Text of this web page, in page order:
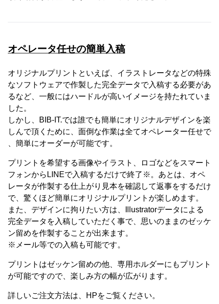
オペレータ任せの簡単入稿
オリジナルプリントといえば、イラストレータなどの特殊
なソフトウェアで作製した完全データで入稿する必要があ
るなど、一般にはハードルが高いイメージを持たれていま
した。
しかし、BIB-IT.では誰でも簡単にオリジナルデザインを楽
しんで頂くために、面倒な作業は全てオペレーター任せで
、簡単にオーダーが可能です。
プリントを希望する画像やイラスト、ロゴなどをスマート
フォンからLINEで入稿するだけで終了※。あとは、オペ
レータが作製する仕上がり見本を確認して返事をするだけ
で、驚くほど簡単にオリジナルプリントが楽しめます。
また、デザインに拘りたい方は、Illustratorデータによる
完全データを入稿していただく事で、思いのままのゼッケ
ン留めを作製することが出来ます。
※メール等での入稿も可能です。
プリントはゼッケン留めの他、専用ホルダーにもプリント
が可能ですので、楽しみ方の幅が広がります。
詳しいご注文方法は、HPをご覧ください。